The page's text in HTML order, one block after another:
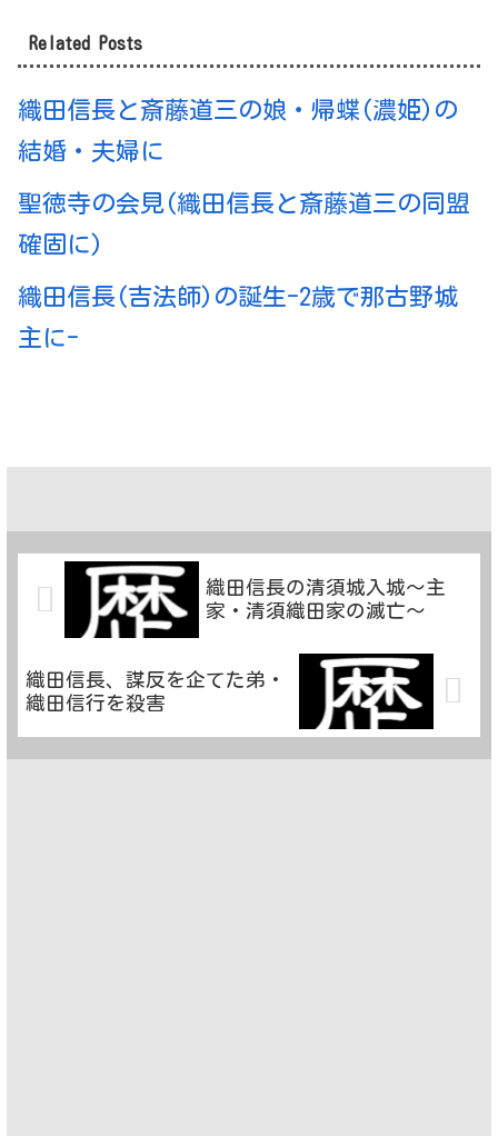
Related Posts
織田信長と斎藤道三の娘・帰蝶(濃姫)の
結婚・夫婦に
聖徳寺の会見(織田信長と斎藤道三の同盟
確固に)
織田信長(吉法師)の誕生-2歳で那古野城
主に-
織田信長の清須城入城～主
家・清須織田家の滅亡～
織田信長、謀反を企てた弟・
織田信行を殺害